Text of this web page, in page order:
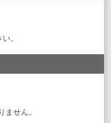
。
ません。